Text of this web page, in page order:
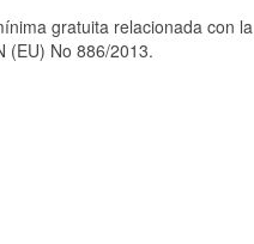
gratuita relacionada con la
(EU) No 886/2013.